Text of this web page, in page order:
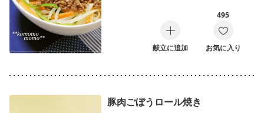
むくみが気になる
あたたかい さっぱり
すぐできる 作り置き向き
献立に追加
495
お気に入り
豚肉ごぼうロール焼き